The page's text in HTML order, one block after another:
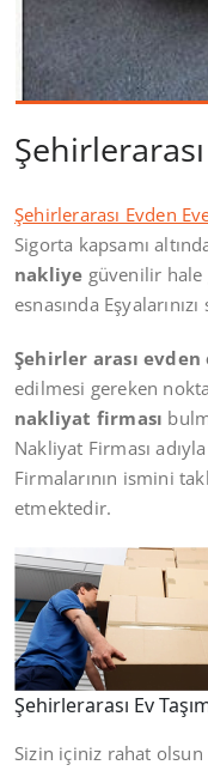
Şehirlerarası Evden
Sigorta kapsamı
nakliye güvenilir hale
esnasında
Şehirler arası evden
edilmesi gereken
nakliyat firması
Nakliyat Firması
Firmalarının ismini
etmektedir.
Şehirlerarası Ev
Sizin içiniz rahat